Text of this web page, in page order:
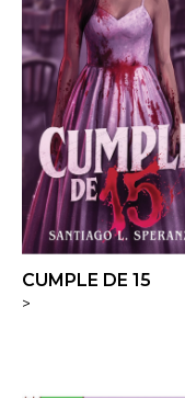
CUMPLE DE 15
>